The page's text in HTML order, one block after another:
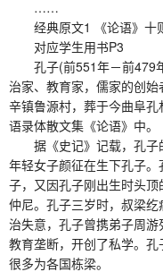
……
经典原文1 《论语》十
对应学生用书P3
孔子(前551年－前479
治家、教育家，儒家的创
辛镇鲁源村，葬于今曲阜
语录体散文集《论语》中。
据《史记》记载，孔子
年轻女子颜征在生下孔子
子，又因孔子刚出生时头
仲尼。孔子三岁时，叔梁
治失意，孔子曾携弟子周
教育垄断，开创了私学。
很多为各国栋梁。